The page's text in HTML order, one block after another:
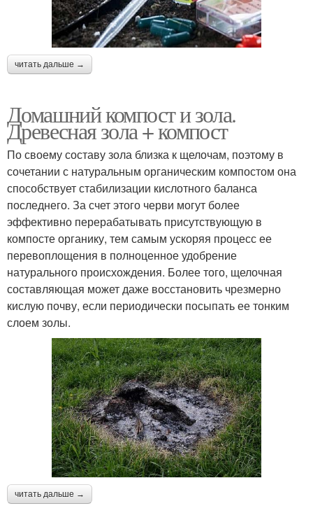
читать дальше →
Домашний компост и зола.
Древесная зола + компост
По своему составу зола близка к щелочам, поэтому в
сочетании с натуральным органическим компостом она
способствует стабилизации кислотного баланса
последнего. За счет этого черви могут более
эффективно перерабатывать присутствующую в
компосте органику, тем самым ускоряя процесс ее
перевоплощения в полноценное удобрение
натурального происхождения. Более того, щелочная
составляющая может даже восстановить чрезмерно
кислую почву, если периодически посыпать ее тонким
слоем золы.
читать дальше →